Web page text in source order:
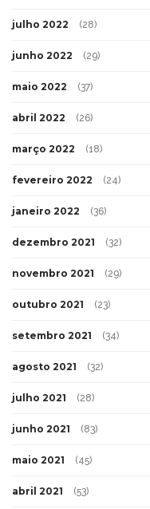
julho 2022 (28)
junho 2022 (29)
maio 2022 (37)
abril 2022 (26)
março 2022 (18)
fevereiro 2022 (24)
janeiro 2022 (36)
dezembro 2021 (32)
novembro 2021 (29)
outubro 2021 (23)
setembro 2021 (34)
agosto 2021 (32)
julho 2021 (28)
junho 2021 (83)
maio 2021 (45)
abril 2021 (53)